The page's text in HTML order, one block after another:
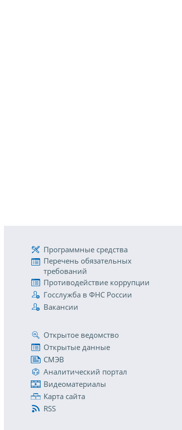
Программные средства
Перечень обязательных
требований
Противодействие коррупции
Госслужба в ФНС России
Вакансии
Открытое ведомство
Открытые данные
СМЭВ
Аналитический портал
Видеоматериалы
Карта сайта
RSS